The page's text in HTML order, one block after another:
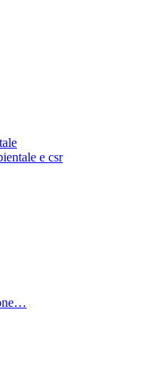
e csr